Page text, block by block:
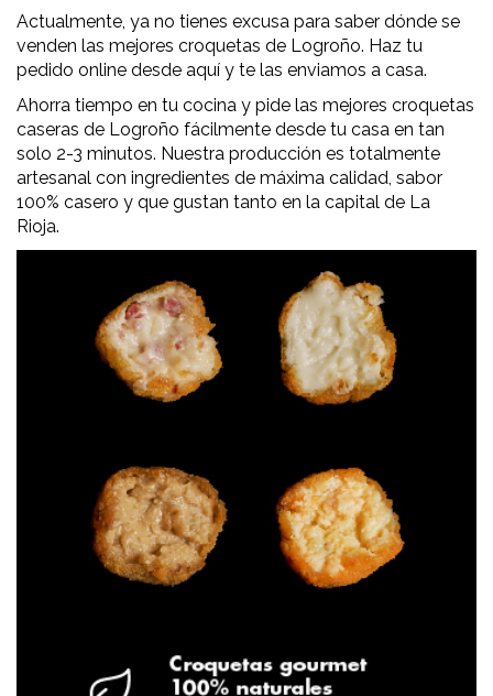
Actualmente, ya no tienes excusa para saber dónde se
venden las mejores croquetas de Logroño. Haz tu
pedido online desde aquí y te las enviamos a casa.
Ahorra tiempo en tu cocina y pide las mejores croquetas
caseras de Logroño fácilmente desde tu casa en tan
solo 2-3 minutos. Nuestra producción es totalmente
artesanal con ingredientes de máxima calidad, sabor
100% casero y que gustan tanto en la capital de La
Rioja.